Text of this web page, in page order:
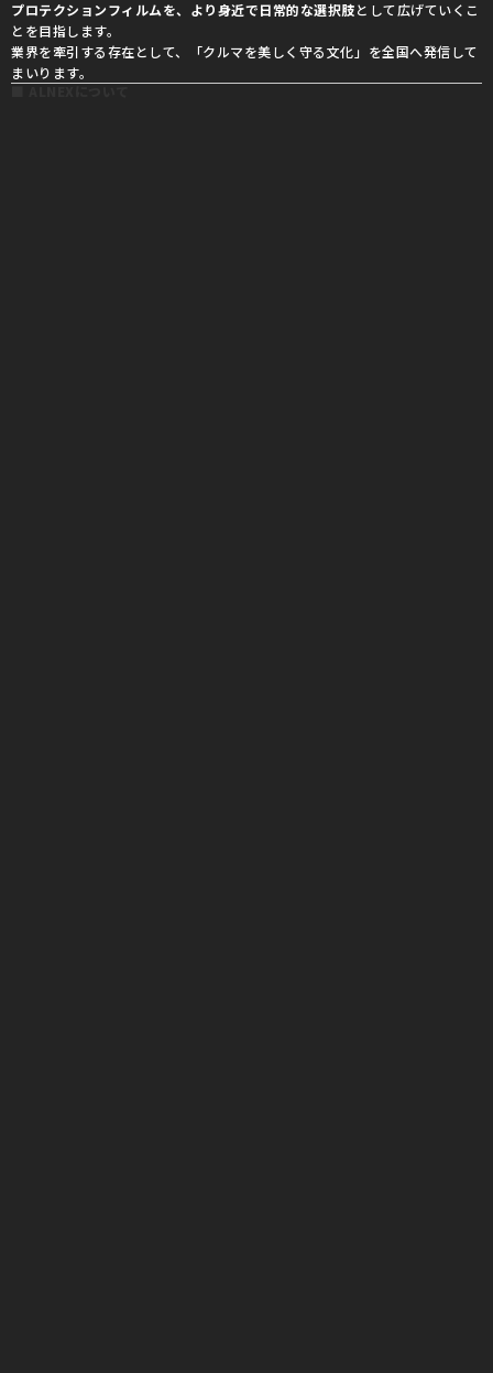
プロテクションフィルムを、より身近で日常的な選択肢として広げていくこ
とを目指します。
業界を牽引する存在として、「クルマを美しく守る文化」を全国へ発信して
まいります。